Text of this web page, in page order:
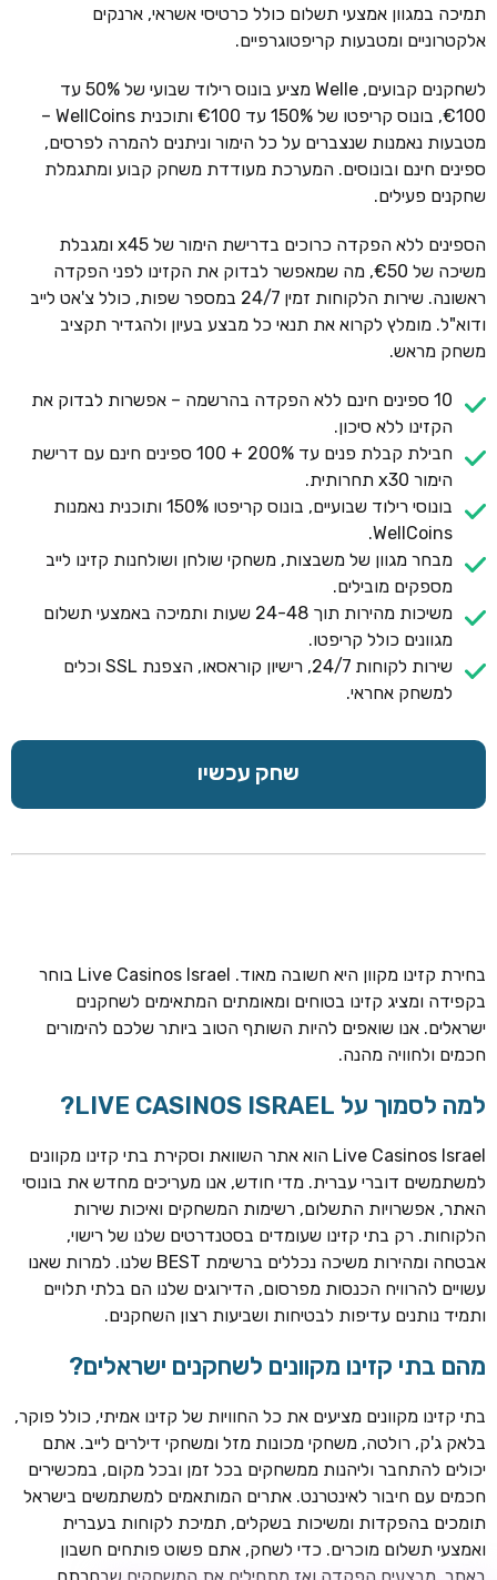
חבילת קבלת פנים: בונוס 100% עד 300€ + 100 ספיני בונוס על
ההפקדה הראשונה
CASOO
בונוס מתגלגל עד 2,000 ₪ + 200 ספינים חינם לשחקנים
חדשים
ROYSPINS
חינם על ההפקדות הראשונות
תמיכה במגוון אמצעי תשלום כולל כרטיסי אשראי, ארנקים
אלקטרוניים ומטבעות קריפטוגרפיים.
לשחקנים קבועים, Welle מציע בונוס רילוד שבועי של 50% עד
€100, בונוס קריפטו של 150% עד €100 ותוכנית WellCoins –
מטבעות נאמנות שנצברים על כל הימור וניתנים להמרה לפרסים,
ספינים חינם ובונוסים. המערכת מעודדת משחק קבוע ומתגמלת
שחקנים פעילים.
הספינים ללא הפקדה כרוכים בדרישת הימור של x45 ומגבלת
משיכה של €50, מה שמאפשר לבדוק את הקזינו לפני הפקדה
ראשונה. שירות הלקוחות זמין 24/7 במספר שפות, כולל צ'אט לייב
ודוא"ל. מומלץ לקרוא את תנאי כל מבצע בעיון ולהגדיר תקציב
משחק מראש.
10 ספינים חינם ללא הפקדה בהרשמה – אפשרות לבדוק את
הקזינו ללא סיכון.
חבילת קבלת פנים עד 200% + 100 ספינים חינם עם דרישת
הימור x30 תחרותית.
בונוסי רילוד שבועיים, בונוס קריפטו 150% ותוכנית נאמנות
WellCoins.
מבחר מגוון של משבצות, משחקי שולחן ושולחנות קזינו לייב
מספקים מובילים.
משיכות מהירות תוך 24-48 שעות ותמיכה באמצעי תשלום
מגוונים כולל קריפטו.
שירות לקוחות 24/7, רישיון קוראסאו, הצפנת SSL וכלים
למשחק אחראי.
שחק עכשיו
בחירת קזינו מקוון היא חשובה מאוד. Live Casinos Israel בוחר
בקפידה ומציג קזינו בטוחים ומאומתים המתאימים לשחקנים
ישראלים. אנו שואפים להיות השותף הטוב ביותר שלכם להימורים
חכמים ולחוויה מהנה.
למה לסמוך על LIVE CASINOS ISRAEL?
Live Casinos Israel הוא אתר השוואת וסקירת בתי קזינו מקוונים
למשתמשים דוברי עברית. מדי חודש, אנו מעריכים מחדש את בונוסי
האתר, אפשרויות התשלום, רשימות המשחקים ואיכות שירות
הלקוחות. רק בתי קזינו שעומדים בסטנדרטים שלנו של רישוי,
אבטחה ומהירות משיכה נכללים ברשימת BEST שלנו. למרות שאנו
עשויים להרוויח הכנסות מפרסום, הדירוגים שלנו הם בלתי תלויים
ותמיד נותנים עדיפות לבטיחות ושביעות רצון השחקנים.
מהם בתי קזינו מקוונים לשחקנים ישראלים?
בתי קזינו מקוונים מציעים את כל החוויות של קזינו אמיתי, כולל פוקר,
בלאק ג'ק, רולטה, משחקי מכונות מזל ומשחקי דילרים לייב. אתם
יכולים להתחבר וליהנות ממשחקים בכל זמן ובכל מקום, במכשירים
חכמים עם חיבור לאינטרנט. אתרים המותאמים למשתמשים בישראל
תומכים בהפקדות ומשיכות בשקלים, תמיכת לקוחות בעברית
ואמצעי תשלום מוכרים. כדי לשחק, אתם פשוט פותחים חשבון